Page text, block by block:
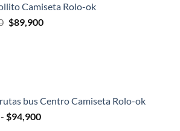
era:
$109,900.
es:
$89,900.
Camiseta Rolo-ok
El
$89,900El
bus Centro Camiseta Rolo-ok
- $94,900Rango